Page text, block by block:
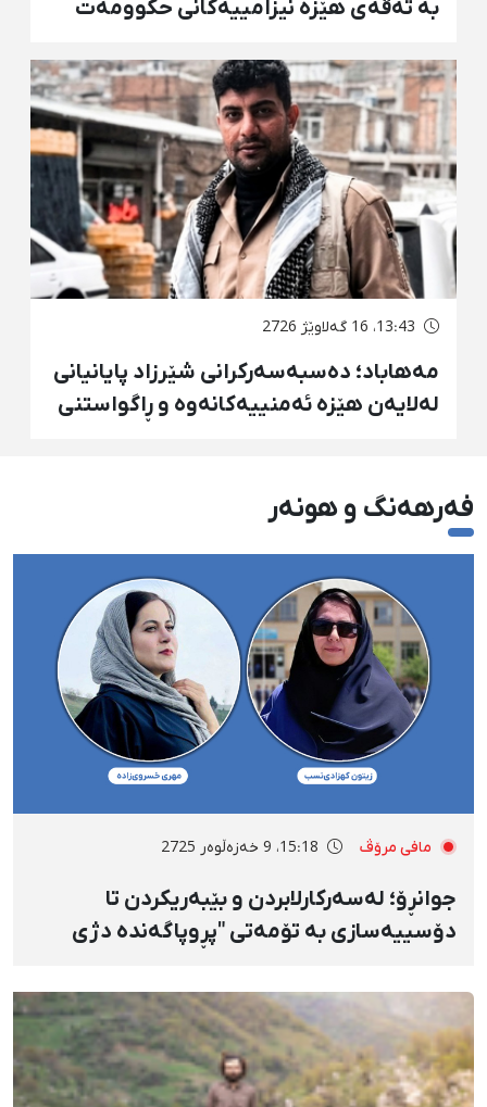
بە تەقەی هێزە نیزامییەکانی حکوومەت
13:43، 16 گەلاوێژ 2726
مەهاباد؛ دەسبەسەرکرانی شێرزاد پایانیانی
لەلایەن هێزە ئەمنییەکانەوە و ڕاگواستنی
فەرهەنگ و هونەر
مافی مرۆڤ 15:18، 9 خەزەڵوەر 2725
جوانڕۆ؛ لەسەرکارلابردن و بێبەریکردن تا
دۆسییەسازی بە تۆمەتی "پڕوپاگەندە دژی
خوسرەویزادە بە هۆی وتنەوەی سروودی "ڕێی
خەبات"